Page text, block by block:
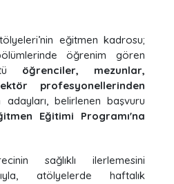
eğitmen kadrosu;
öğrenim gören
öğrenciler, mezunlar,
profesyonellerinden
adayları, belirlenen başvuru
Eğitimi Programı'na
sağlıklı ilerlemesini
atölyelerde haftalık